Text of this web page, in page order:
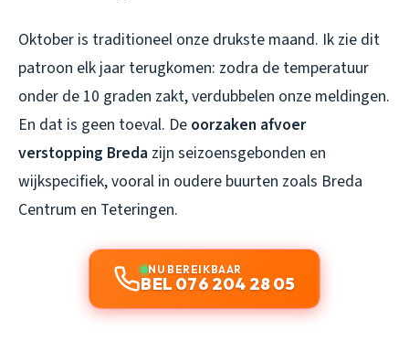
Oktober is traditioneel onze drukste maand. Ik zie dit
patroon elk jaar terugkomen: zodra de temperatuur
onder de 10 graden zakt, verdubbelen onze meldingen.
En dat is geen toeval. De oorzaken afvoer
verstopping Breda zijn seizoensgebonden en
wijkspecifiek, vooral in oudere buurten zoals Breda
Centrum en Teteringen.
NU BEREIKBAAR
BEL 076 204 28 05